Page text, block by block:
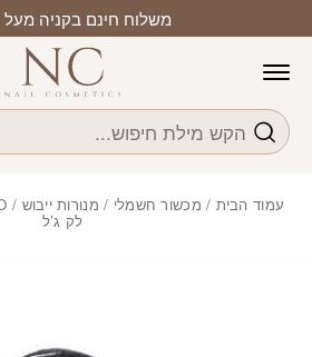
משלוח חינם בקניה מעל ₪299!
חיפוש
עמוד הבית / מכשור חשמלי / מנורות ייבוש
לק ג’ל